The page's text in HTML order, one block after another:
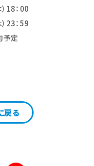
18：00
23：59
予定
戻る